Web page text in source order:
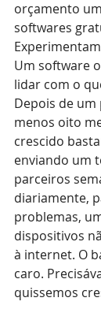
orçamento
softwares
Um software
lidar com o
Depois de
menos oito
crescido
enviando um
parceiros
diariamente,
problemas,
dispositivos
à internet. O
caro.
quissemos